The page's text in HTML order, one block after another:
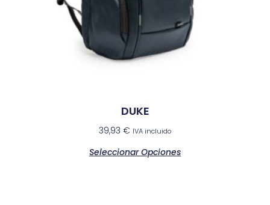
DUKE
39,93 € IVA incluido
Seleccionar Opciones